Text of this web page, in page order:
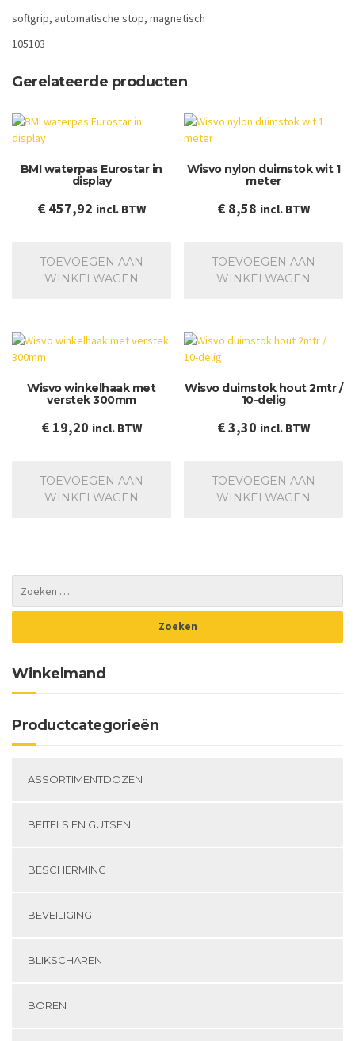
softgrip, automatische stop, magnetisch
105103
Gerelateerde producten
BMI waterpas Eurostar in
display
€457,92 incl. BTW
TOEVOEGEN AAN
WINKELWAGEN
Wisvo nylon duimstok wit 1
meter
€ 8,58 incl. BTW
TOEVOEGEN AAN
WINKELWAGEN
Wisvo winkelhaak met
verstek 300mm
€19,20 incl. BTW
TOEVOEGEN AAN
WINKELWAGEN
Wisvo duimstok hout 2mtr /
10-delig
€3,30 incl. BTW
TOEVOEGEN AAN
WINKELWAGEN
Winkelmand
Productcategorieën
ASSORTIMENTDOZEN
BEITELS EN GUTSEN
BESCHERMING
BEVEILIGING
BLIKSCHAREN
BOREN